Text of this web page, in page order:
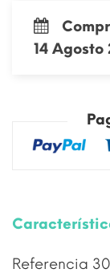
14 Agosto
Referencia